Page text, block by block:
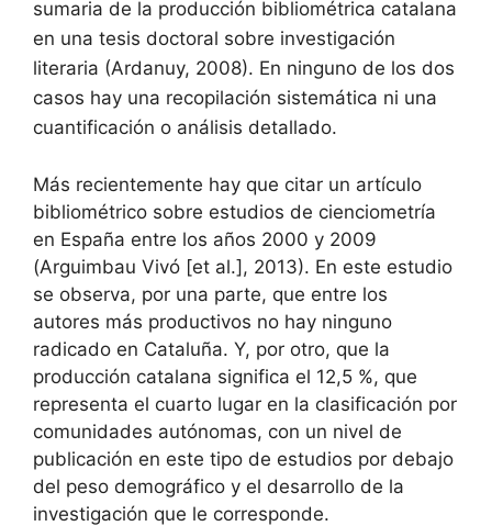
sumaria de la producción bibliométrica catalana
en una tesis doctoral sobre investigación
literaria (Ardanuy, 2008). En ninguno de los dos
casos hay una recopilación sistemática ni una
cuantificación o análisis detallado.
Más recientemente hay que citar un artículo
bibliométrico sobre estudios de cienciometría
en España entre los años 2000 y 2009
(Arguimbau Vivó [et al.], 2013). En este estudio
se observa, por una parte, que entre los
autores más productivos no hay ninguno
radicado en Cataluña. Y, por otro, que la
producción catalana significa el 12,5 %, que
representa el cuarto lugar en la clasificación por
comunidades autónomas, con un nivel de
publicación en este tipo de estudios por debajo
del peso demográfico y el desarrollo de la
investigación que le corresponde.